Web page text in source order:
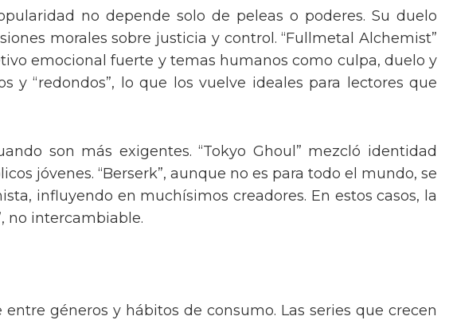
no depende solo de peleas o poderes. Su duelo
morales sobre justicia y control. “Fullmetal Alchemist”
emocional fuerte y temas humanos como culpa, duelo y
y “redondos”, lo que los vuelve ideales para lectores que
son más exigentes. “Tokyo Ghoul” mezcló identidad
jóvenes. “Berserk”, aunque no es para todo el mundo, se
influyendo en muchísimos creadores. En estos casos, la
no intercambiable.
géneros y hábitos de consumo. Las series que crecen